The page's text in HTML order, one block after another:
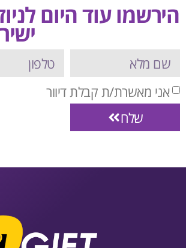
הירשמו עוד היום
אני מאשרת/ת קבלת דיוור
שלח